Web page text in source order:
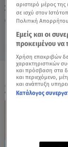
Σάββατο 8
17.10.18, 17:35 ΖΩΔΙΑ
ΟΛΑ ΤΑ
αριστερό μέρος της
σε ισχύ στον
Πολιτική
Εμείς και οι
προκειμένου να
Χρήση επακριβών
χαρακτηριστικών
και πρόσβαση στα
και περιεχόμενο,
και ανάπτυξη
Κατάλογος